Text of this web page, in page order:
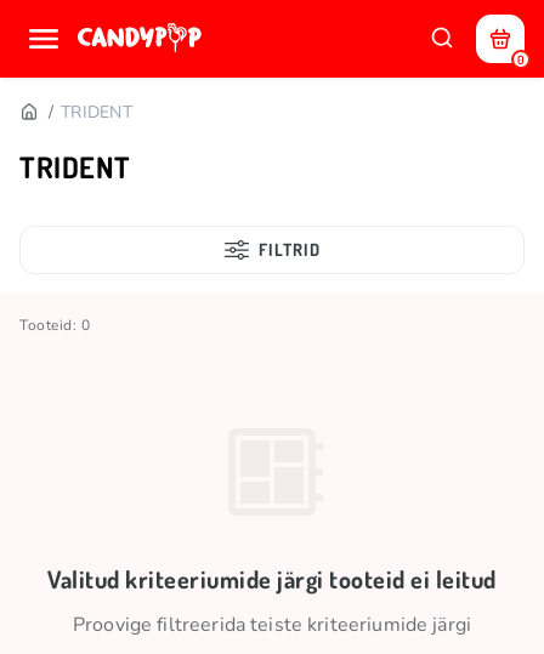
0
TRIDENT
TRIDENT
FILTRID
Tooteid: 0
Valitud kriteeriumide järgi tooteid ei leitud
Proovige filtreerida teiste kriteeriumide järgi